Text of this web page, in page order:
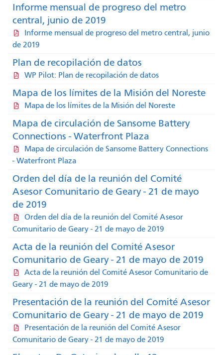
Informe mensual de progreso del metro
central, junio de 2019
Informe mensual de progreso del metro central, junio
de 2019
Plan de recopilación de datos
WP Pilot: Plan de recopilación de datos
Mapa de los límites de la Misión del Noreste
Mapa de los límites de la Misión del Noreste
Mapa de circulación de Sansome Battery
Connections - Waterfront Plaza
Mapa de circulación de Sansome Battery Connections
- Waterfront Plaza
Orden del día de la reunión del Comité
Asesor Comunitario de Geary - 21 de mayo
de 2019
Orden del día de la reunión del Comité Asesor
Comunitario de Geary - 21 de mayo de 2019
Acta de la reunión del Comité Asesor
Comunitario de Geary - 21 de mayo de 2019
Acta de la reunión del Comité Asesor Comunitario de
Geary - 21 de mayo de 2019
Presentación de la reunión del Comité Asesor
Comunitario de Geary - 21 de mayo de 2019
Presentación de la reunión del Comité Asesor
Comunitario de Geary - 21 de mayo de 2019